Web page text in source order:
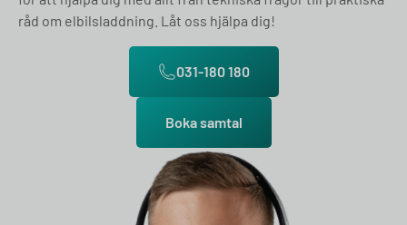
råd om elbilsladdning. Låt oss hjälpa dig!
031-180 180
Boka samtal